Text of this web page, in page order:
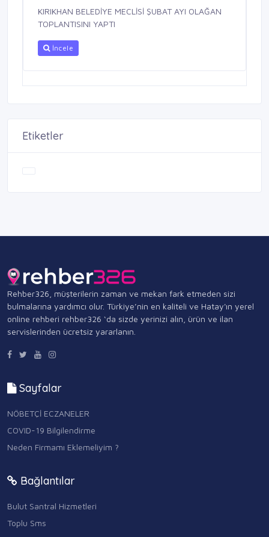
KIRIKHAN BELEDİYE MECLİSİ ŞUBAT AYI OLAĞAN
TOPLANTISINI YAPTI
İncele
Etiketler
Rehber326, müşterilerin zaman ve mekan fark etmeden sizi
bulmalarına yardımcı olur. Türkiye’nin en kaliteli ve Hatay'ın yerel
online rehberi rehber326 ‘da sizde yerinizi alın, ürün ve ilan
servislerinden ücretsiz yararlanın.
Sayfalar
NÖBETÇİ ECZANELER
COVID-19 Bilgilendirme
Neden Firmamı Eklemeliyim ?
Bağlantılar
Bulut Santral Hizmetleri
Toplu Sms